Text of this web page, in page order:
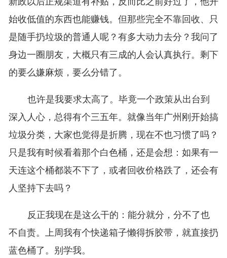
始收低值的东西也能赚钱。但那些完全不靠回收、只
是随手扔垃圾的普通人呢？有多大动力去分？我问了
身边一圈朋友，大概只有三成的人会认真执行。剩下
的要么嫌麻烦，要么分错了。
也许是我要求太高了。毕竟一个政策从出台到
深入人心，总得有个三五年。就像当年广州刚开始搞
垃圾分类，大家也觉得是折腾，现在不也习惯了吗？
只是我有时候看着那个白色桶，还是会想：如果有一
天连这个桶都装不下了，或者回收价格跌了，还会有
人坚持下去吗？
反正我现在是这么干的：能分就分，分不了也
不自责。上周我有个快递箱子懒得拆胶带，就直接扔
蓝色桶了。别学我。